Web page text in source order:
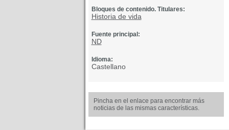
Bloques de contenido. Titulares:
Historia de vida
Fuente principal:
ND
Idioma:
Castellano
Pincha en el enlace para encontrar más
noticias de las mismas características.